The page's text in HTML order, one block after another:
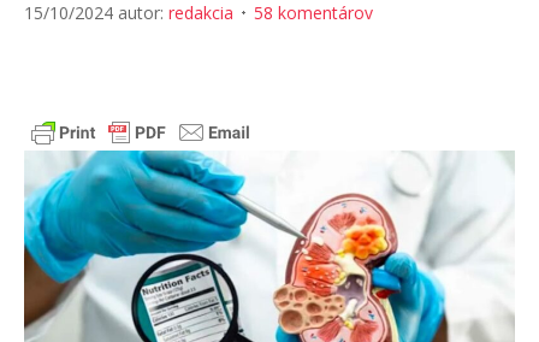
15/10/2024 autor: redakcia 58 komentárov